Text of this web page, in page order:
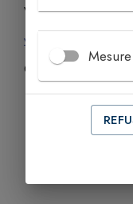
Virginie MARECHAUX
06 44 11 49 40